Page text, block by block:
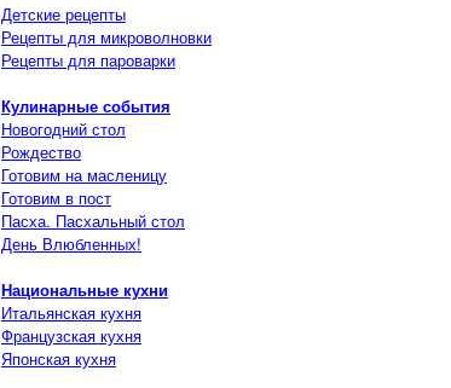
Детские рецепты
Рецепты для микроволновки
Рецепты для пароварки
Кулинарные события
Новогодний стол
Рождество
Готовим на масленицу
Готовим в пост
Пасха. Пасхальный стол
День Влюбленных!
Национальные кухни
Итальянская кухня
Французская кухня
Японская кухня